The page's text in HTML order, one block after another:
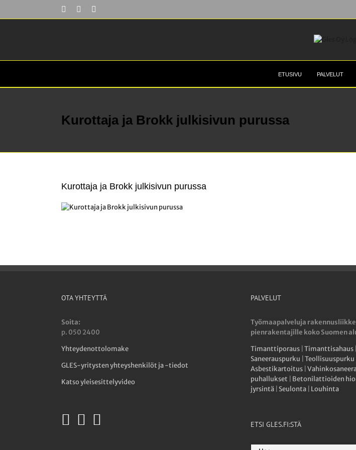
FacebookYouTube
ETUSIVU PALVELUT
Kurottaja ja Brokk julkisivun purussa
Kurottaja ja Brokk julkisivun purussa
OTA YHTEYTTÄ
Soita:
p. 050 2400
Yhteydenottolomake
GLES-yritysten yhteyshenkilöt ja -tiedot
Katso yleisesittelyvideo
PALVELUT
Työmaapalveluja
pienrakentajille koko Suomen
Timanttiporaus| Timanttisahaus|
Saneerauspurku Teollisuuspurku
Asbestikartoitus|
puhallukset
Betonilattioiden
jyrsintä| Seulonta| Louhinta
ETSI GLES.FI:STÄ
Etsi